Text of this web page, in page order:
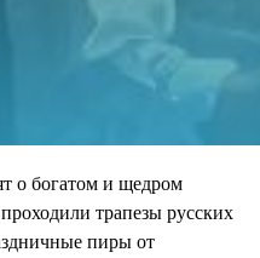
о богатом и щедром
трапезы русских
пиры от